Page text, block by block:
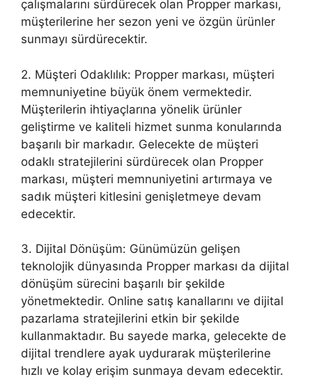
çalışmalarını sürdürecek olan Propper markası,
müşterilerine her sezon yeni ve özgün ürünler
sunmayı sürdürecektir.
2. Müşteri Odaklılık: Propper markası, müşteri
memnuniyetine büyük önem vermektedir.
Müşterilerin ihtiyaçlarına yönelik ürünler
geliştirme ve kaliteli hizmet sunma konularında
başarılı bir markadır. Gelecekte de müşteri
odaklı stratejilerini sürdürecek olan Propper
markası, müşteri memnuniyetini artırmaya ve
sadık müşteri kitlesini genişletmeye devam
edecektir.
3. Dijital Dönüşüm: Günümüzün gelişen
teknolojik dünyasında Propper markası da dijital
dönüşüm sürecini başarılı bir şekilde
yönetmektedir. Online satış kanallarını ve dijital
pazarlama stratejilerini etkin bir şekilde
kullanmaktadır. Bu sayede marka, gelecekte de
dijital trendlere ayak uydurarak müşterilerine
hızlı ve kolay erişim sunmaya devam edecektir.